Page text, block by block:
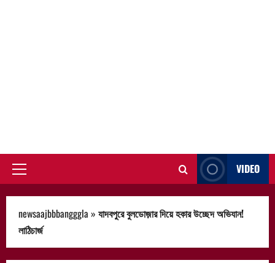
Primary
VIDEO
newsaajbbbangggla » যাদবপুরে বুলডোজ়ার দিয়ে হকার উচ্ছেদ অভিযান!
লাঠিচার্জ